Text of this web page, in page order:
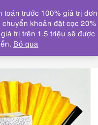
DANH MỤC
DELON Samourai
Nước hoa nữ-Chưa sử
toán trước 100% giá trị đơn
khoản đặt cọc 20%
trị trên 1.5 triệu sẽ được
Bỏ qua